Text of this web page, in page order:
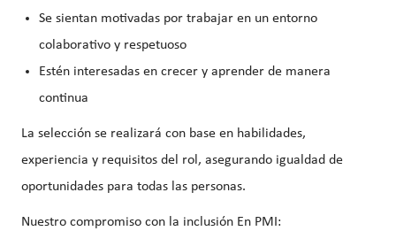
Se sientan motivadas por trabajar en un entorno
colaborativo y respetuoso
Estén interesadas en crecer y aprender de manera
continua
La selección se realizará con base en habilidades,
experiencia y requisitos del rol, asegurando igualdad de
oportunidades para todas las personas.
Nuestro compromiso con la inclusión En PMI: